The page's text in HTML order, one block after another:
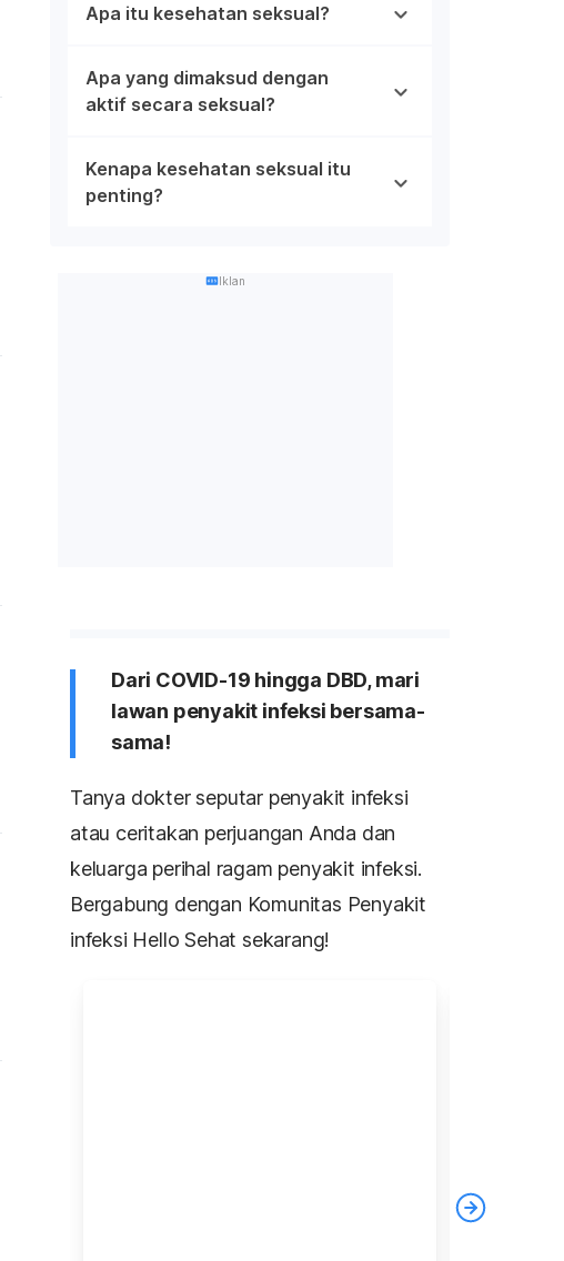
Apa itu kesehatan seksual?
Apa yang dimaksud dengan
aktif secara seksual?
Kenapa kesehatan seksual itu
penting?
Iklan
Dari COVID-19 hingga DBD, mari
lawan penyakit infeksi bersama-
sama!
Tanya dokter seputar penyakit infeksi
atau ceritakan perjuangan Anda dan
keluarga perihal ragam penyakit infeksi.
Bergabung dengan Komunitas Penyakit
infeksi Hello Sehat sekarang!